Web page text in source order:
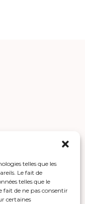
telles que les
Le fait de
telles que le
fait de ne pas consentir
certaines